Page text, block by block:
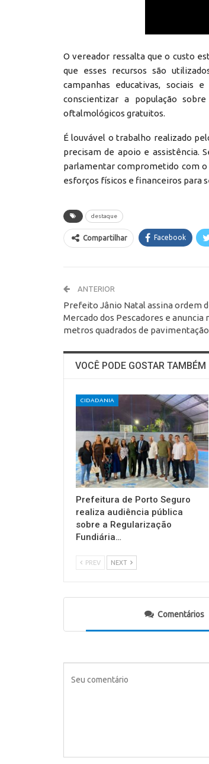
O vereador ressalta que o custo
que esses recursos são
campanhas educativas, sociais
conscientizar a população
oftalmológicos gratuitos.
É louvável o trabalho realizado
precisam de apoio e assistência.
parlamentar comprometido com o
esforços físicos e financeiros para
destaque
Compartilhar Facebook
ANTERIOR
Prefeito Jânio Natal assina ordem
Mercado dos Pescadores e anuncia
metros quadrados de pavimentação
VOCÊ PODE GOSTAR TAMBÉM
CIDADANIA
Prefeitura de Porto Seguro
realiza audiência pública
sobre a Regularização
Fundiária…
PREV NEXT
Comentários